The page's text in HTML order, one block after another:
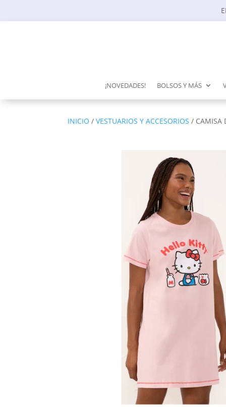
¡NOVEDADES! BOLSOS Y MÁS
INICIO /VESTUARIOS Y ACCESORIOS / CAMISA